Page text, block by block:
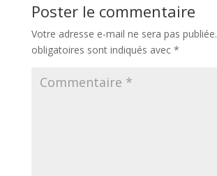
Poster le commentaire
Votre adresse e-mail ne sera pas publiée.
obligatoires sont indiqués avec *